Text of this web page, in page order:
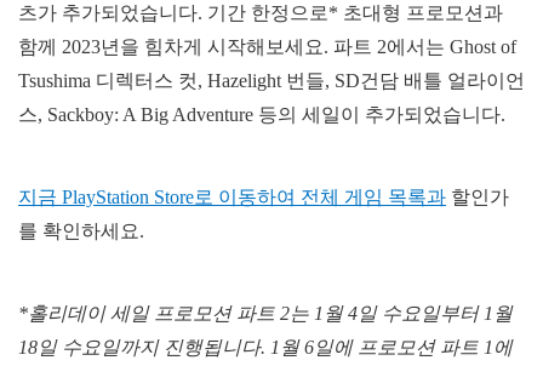
츠가 추가되었습니다. 기간 한정으로* 초대형 프로모션과
함께 2023년을 힘차게 시작해보세요. 파트 2에서는 Ghost of
Tsushima 디렉터스 컷, Hazelight 번들, SD건담 배틀 얼라이언
스, Sackboy: A Big Adventure 등의 세일이 추가되었습니다.
지금 PlayStation Store로 이동하여 전체 게임 목록과 할인가
를 확인하세요.
*홀리데이 세일 프로모션 파트 2는 1 월4일 수요일부터1 월
18일 수요일까지 진행됩니다. 1 월6일에 프로모션 파트 1 에